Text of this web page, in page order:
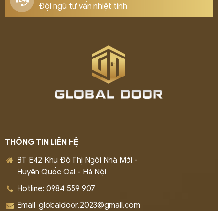
Đội ngũ tư vấn nhiệt tình
THÔNG TIN LIÊN HỆ
BT E42 Khu Đô Thị Ngôi Nhà Mới -
Huyện Quốc Oai - Hà Nội
Hotline: 0984 559 907
Email: globaldoor.2023@gmail.com